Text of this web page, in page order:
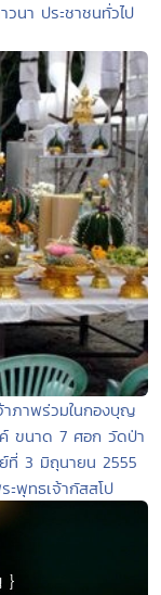
นา ประชาชนทั่วไป
ภาพร่วมในกองบุญ
ขนาด 7 ศอก วัดป่า
ที่ 3 มิถุนายน 2555
ะพุทธเจ้ากัสสโป